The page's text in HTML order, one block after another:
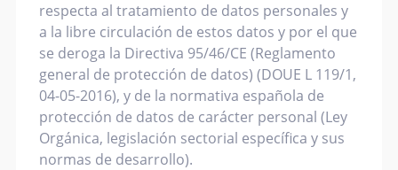
respecta al tratamiento de datos personales y
a la libre circulación de estos datos y por el que
se deroga la Directiva 95/46/CE (Reglamento
general de protección de datos) (DOUE L 119/1,
04-05-2016), y de la normativa española de
protección de datos de carácter personal (Ley
Orgánica, legislación sectorial específica y sus
normas de desarrollo).